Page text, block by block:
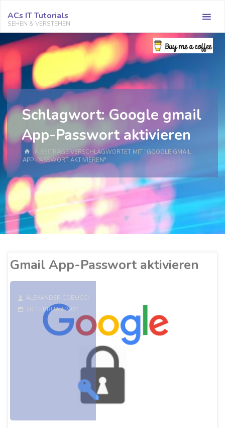
Inhalt
springen
ACs IT Tutorials
SEHEN & VERSTEHEN
Schlagwort:Google gmail
App-Passwort aktivieren
STARTBEITRÄGE VERSCHLAGWORTET MIT "GOOGLE GMAIL
APP-PASSWORT AKTIVIEREN"
Gmail App-Passwort aktivieren
ALEXANDER COBUCCI
20. FEBRUAR 2021